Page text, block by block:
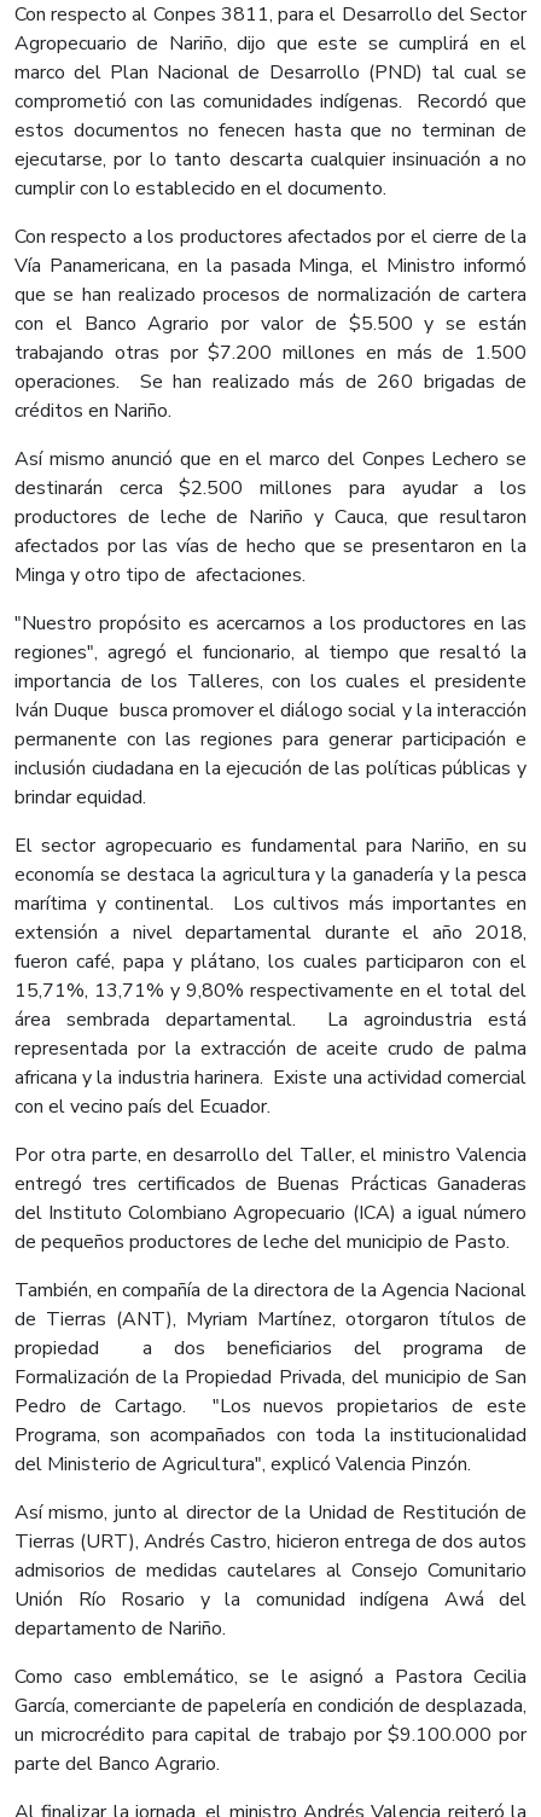
Con respecto al Conpes 3811, para el Desarrollo del Sector
Agropecuario de Nariño, dijo que este se cumplirá en el
marco del Plan Nacional de Desarrollo (PND) tal cual se
comprometió con las comunidades indígenas. Recordó que
estos documentos no fenecen hasta que no terminan de
ejecutarse, por lo tanto descarta cualquier insinuación a no
cumplir con lo establecido en el documento.
Con respecto a los productores afectados por el cierre de la
Vía Panamericana, en la pasada Minga, el Ministro informó
que se han realizado procesos de normalización de cartera
con el Banco Agrario por valor de $5.500 y se están
trabajando otras por $7.200 millones en más de 1.500
operaciones. Se han realizado más de 260 brigadas de
créditos en Nariño.
Así mismo anunció que en el marco del Conpes Lechero se
destinarán cerca $2.500 millones para ayudar a los
productores de leche de Nariño y Cauca, que resultaron
afectados por las vías de hecho que se presentaron en la
Minga y otro tipo de afectaciones.
"Nuestro propósito es acercarnos a los productores en las
regiones", agregó el funcionario, al tiempo que resaltó la
importancia de los Talleres, con los cuales el presidente
Iván Duque busca promover el diálogo social y la interacción
permanente con las regiones para generar participación e
inclusión ciudadana en la ejecución de las políticas públicas y
brindar equidad.
El sector agropecuario es fundamental para Nariño, en su
economía se destaca la agricultura y la ganadería y la pesca
marítima y continental. Los cultivos más importantes en
extensión a nivel departamental durante el año 2018,
fueron café, papa y plátano, los cuales participaron con el
15,71%, 13,71% y 9,80% respectivamente en el total del
área sembrada departamental. La agroindustria está
representada por la extracción de aceite crudo de palma
africana y la industria harinera. Existe una actividad comercial
con el vecino país del Ecuador.
Por otra parte, en desarrollo del Taller, el ministro Valencia
entregó tres certificados de Buenas Prácticas Ganaderas
del Instituto Colombiano Agropecuario (ICA) a igual número
de pequeños productores de leche del municipio de Pasto.
También, en compañía de la directora de la Agencia Nacional
de Tierras (ANT), Myriam Martínez, otorgaron títulos de
propiedad a dos beneficiarios del programa de
Formalización de la Propiedad Privada, del municipio de San
Pedro de Cartago. "Los nuevos propietarios de este
Programa, son acompañados con toda la institucionalidad
del Ministerio de Agricultura", explicó Valencia Pinzón.
Así mismo, junto al director de la Unidad de Restitución de
Tierras (URT), Andrés Castro, hicieron entrega de dos autos
admisorios de medidas cautelares al Consejo Comunitario
Unión Río Rosario y la comunidad indígena Awá del
departamento de Nariño.
Como caso emblemático, se le asignó a Pastora Cecilia
García, comerciante de papelería en condición de desplazada,
un microcrédito para capital de trabajo por $9.100.000 por
parte del Banco Agrario.